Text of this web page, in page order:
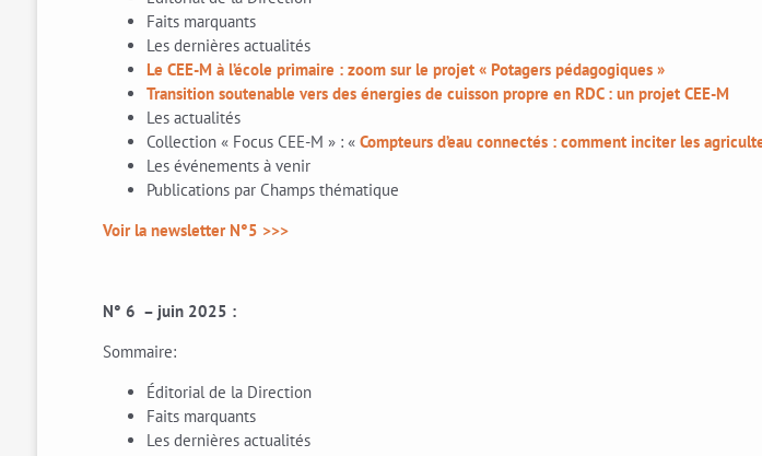
Faits marquants
Les dernières actualités
Le CEE-M à l’école primaire : zoom sur le projet « Potagers pédagogiques »
Transition soutenable vers des énergies de cuisson propre en RDC : un projet CEE-M
Les actualités
Collection « Focus CEE-M » : « Compteurs d’eau connectés : comment inciter les
Les événements à venir
Publications par Champs thématique
Voir la newsletter N°5 >>>
N° 6 – juin 2025 :
Sommaire:
Éditorial de la Direction
Faits marquants
Les dernières actualités